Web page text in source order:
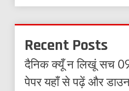
Recent Posts
दैनिक क्यूँ न लिखूं सच
पेपर यहाँ से पढ़ें और